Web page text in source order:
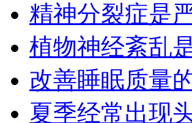
精神分裂症是
植物神经紊乱
改善睡眠质量
夏季经常出现